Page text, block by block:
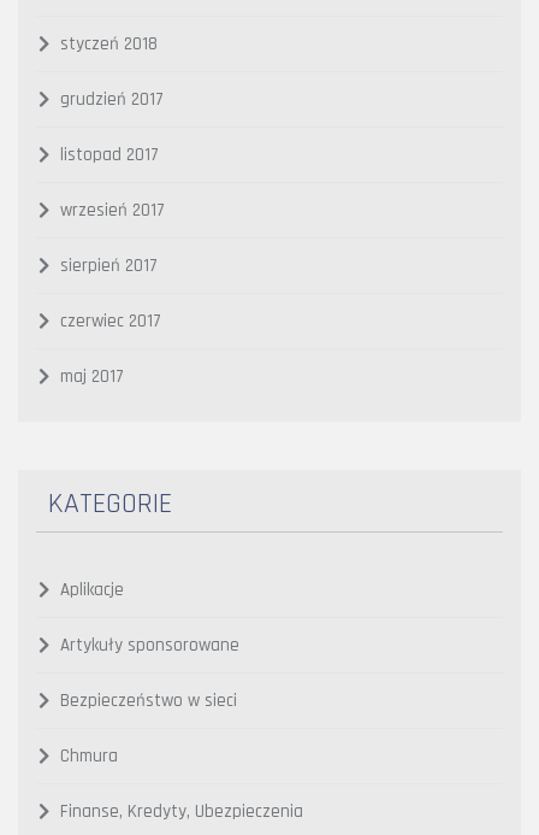
styczeń 2018
grudzień 2017
listopad 2017
wrzesień 2017
sierpień 2017
czerwiec 2017
maj 2017
KATEGORIE
Aplikacje
Artykuły sponsorowane
Bezpieczeństwo w sieci
Chmura
Finanse, Kredyty, Ubezpieczenia